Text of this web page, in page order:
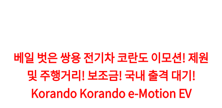
베일 벗은 쌍용 전기차 코란도 이모션! 제원
및 주행거리! 보조금! 국내 출격 대기!
Korando Korando e-Motion EV